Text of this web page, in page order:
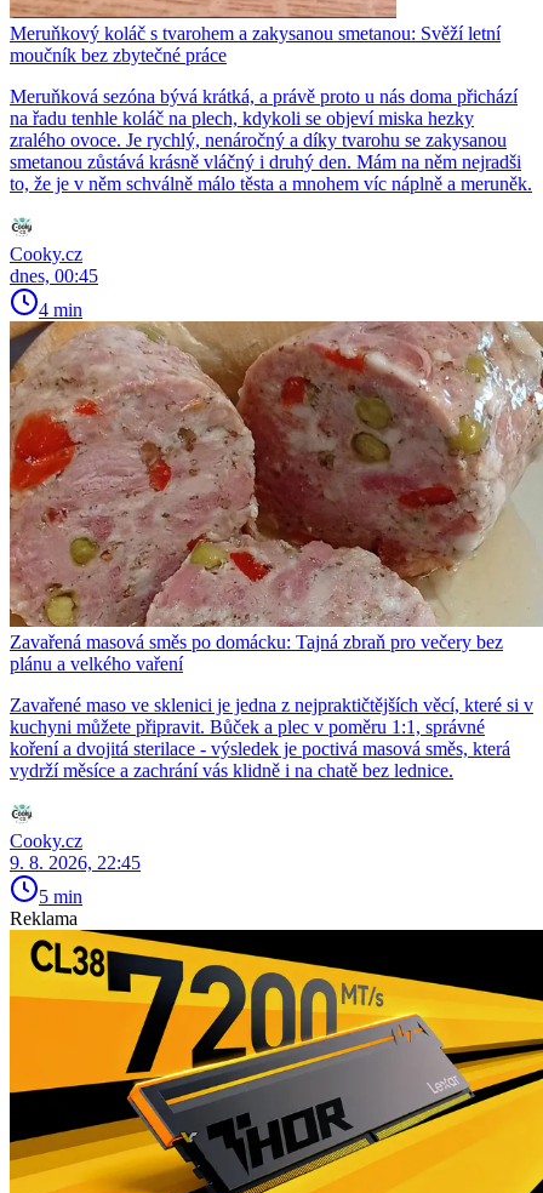
Meruňkový koláč s tvarohem a zakysanou smetanou: Svěží letní
moučník bez zbytečné práce
Meruňková sezóna bývá krátká, a právě proto u nás doma přichází
na řadu tenhle koláč na plech, kdykoli se objeví miska hezky
zralého ovoce. Je rychlý, nenáročný a díky tvarohu se zakysanou
smetanou zůstává krásně vláčný i druhý den. Mám na něm nejradši
to, že je v něm schválně málo těsta a mnohem víc náplně a meruněk.
Cooky.cz
dnes, 00:45
4 min
Zavařená masová směs po domácku: Tajná zbraň pro večery bez
plánu a velkého vaření
Zavařené maso ve sklenici je jedna z nejpraktičtějších věcí, které si v
kuchyni můžete připravit. Bůček a plec v poměru 1:1, správné
koření a dvojitá sterilace - výsledek je poctivá masová směs, která
vydrží měsíce a zachrání vás klidně i na chatě bez lednice.
Cooky.cz
9. 8. 2026, 22:45
5 min
Reklama